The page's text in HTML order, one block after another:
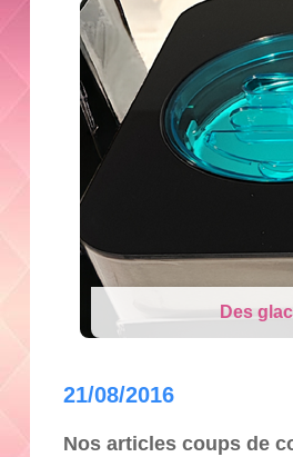
Des
21/08/2016
Nos articles coups de